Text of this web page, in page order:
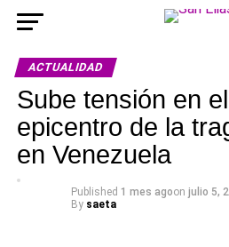
ACTUALIDAD
Sube tensión en el
epicentro de la
en Venezuela
Published 1 mes agoon julio 5,
By saeta